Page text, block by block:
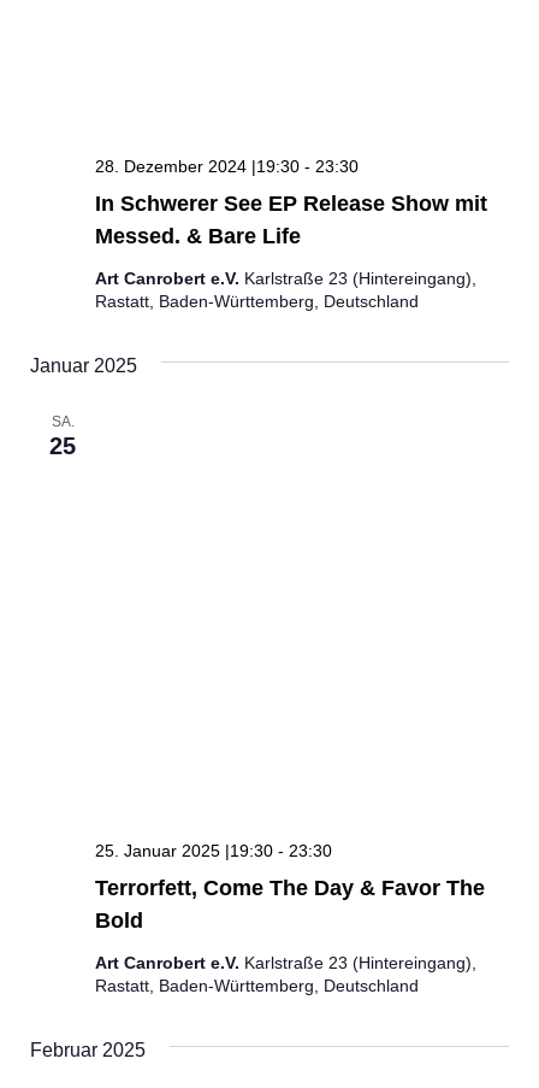
In Schwerer See EP Release Show mit
Messed. & Bare Life
28. Dezember 2024 |19:30 - 23:30
Art Canrobert e.V. Karlstraße 23 (Hintereingang),
Rastatt, Baden-Württemberg, Deutschland
Januar 2025
SA.
25
Terrorfett, Come The Day & Favor The
Bold
25. Januar 2025 |19:30 - 23:30
Art Canrobert e.V. Karlstraße 23 (Hintereingang),
Rastatt, Baden-Württemberg, Deutschland
Februar 2025